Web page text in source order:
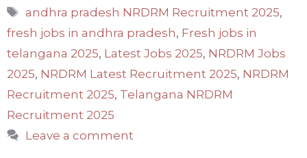
Tags
andhra pradesh NRDRM Recruitment 2025,
fresh jobs in andhra pradesh, Fresh jobs in
telangana 2025, Latest Jobs 2025, NRDRM Jobs
2025, NRDRM Latest Recruitment 2025, NRDRM
Recruitment 2025, Telangana NRDRM
Recruitment 2025
Leave a comment